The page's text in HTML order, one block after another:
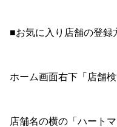
■お気に入り店舗の登録
ホーム画面右下「店舗
店舗名の横の「ハート